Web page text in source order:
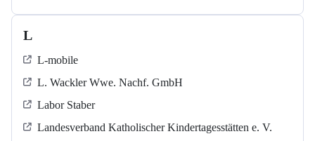
L
L-mobile
L. Wackler Wwe. Nachf. GmbH
Labor Staber
Landesverband Katholischer Kindertagesstätten e. V.